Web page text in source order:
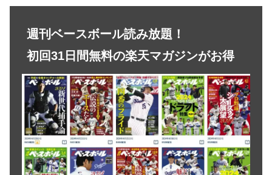
週刊ベースボール読み放題！
初回31日間無料の楽天マガジンがお得